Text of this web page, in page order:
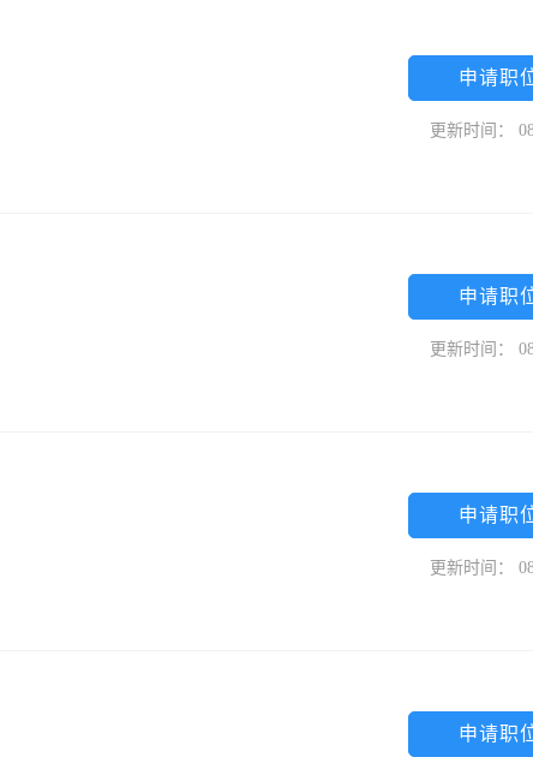
申请职
更新时间：
申请职
更新时间：
申请职
更新时间：
申请职